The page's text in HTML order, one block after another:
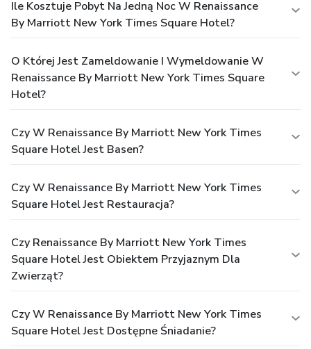
Ile Kosztuje Pobyt Na Jedną Noc W Renaissance
By Marriott New York Times Square Hotel?
O Której Jest Zameldowanie I Wymeldowanie W
Renaissance By Marriott New York Times Square
Hotel?
Czy W Renaissance By Marriott New York Times
Square Hotel Jest Basen?
Czy W Renaissance By Marriott New York Times
Square Hotel Jest Restauracja?
Czy Renaissance By Marriott New York Times
Square Hotel Jest Obiektem Przyjaznym Dla
Zwierząt?
Czy W Renaissance By Marriott New York Times
Square Hotel Jest Dostępne Śniadanie?